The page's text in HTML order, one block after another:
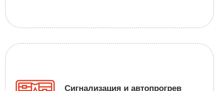
Сигнализация и автопрогрев